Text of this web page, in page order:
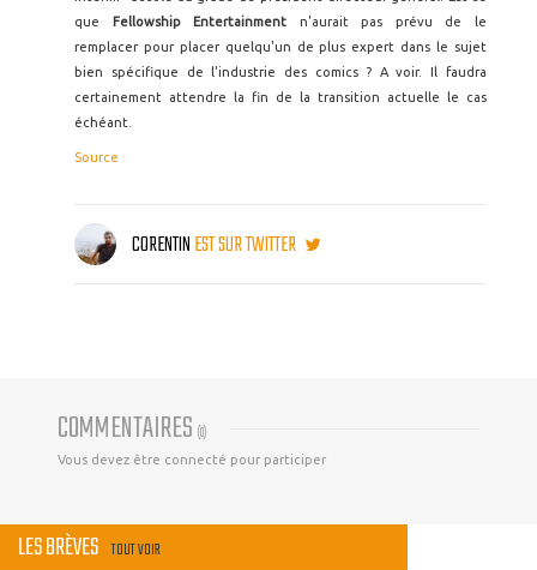
que
Fellowship Entertainment n'aurait pas prévu de le
remplacer pour placer quelqu'un de plus expert dans le sujet
bien spécifique de l'industrie des comics ? A voir. Il faudra
certainement attendre la fin de la transition actuelle le cas
échéant.
Source
CORENTINEST SUR TWITTER
COMMENTAIRES (0)
Vous devez être connecté pour participer
LES BRÈVES TOUT VOIR